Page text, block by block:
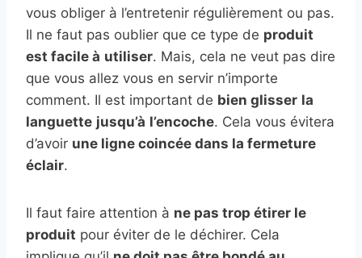
vous obliger à l’entretenir régulièrement ou pas.
Il ne faut pas oublier que ce type de produit
est facile à utiliser. Mais, cela ne veut pas dire
que vous allez vous en servir n’importe
comment. Il est important de bien glisser la
languette jusqu’à l’encoche. Cela vous évitera
d’avoir une ligne coincée dans la fermeture
éclair.
Il faut faire attention à ne pas trop étirer le
produit pour éviter de le déchirer. Cela